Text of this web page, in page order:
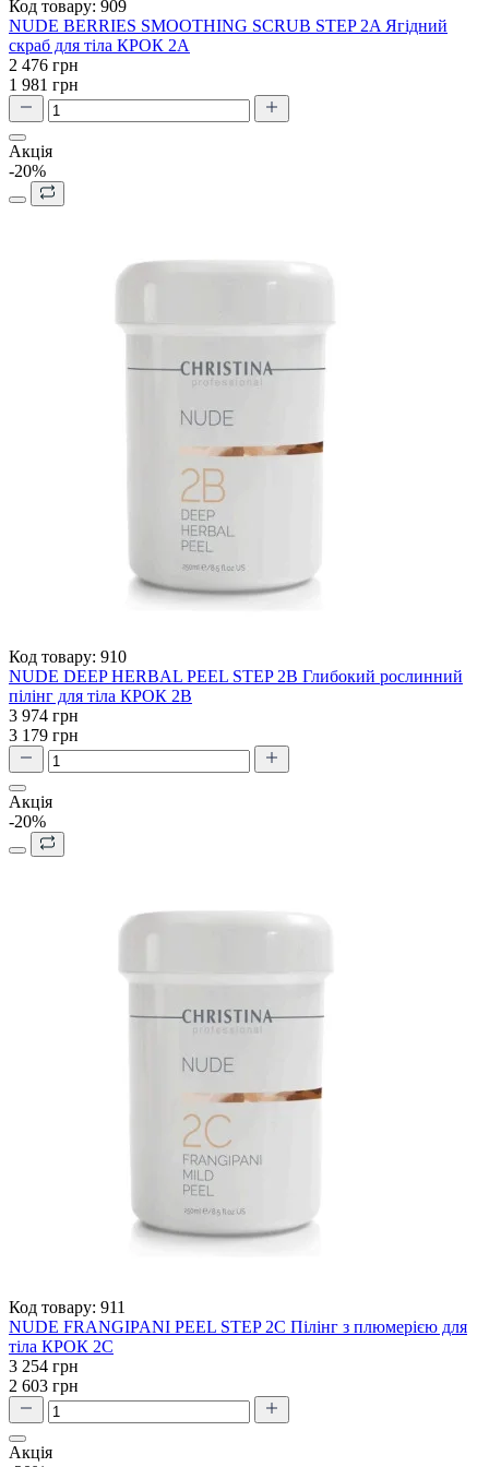
Код товару: 909
NUDE BERRIES SMOOTHING SCRUB STEP 2A Ягідний
скраб для тіла КРОК 2А
2 476 грн
1 981 грн
Акція
-20%
Код товару: 910
NUDE DEEP HERBAL PEEL STEP 2B Глибокий рослинний
пілінг для тіла КРОК 2В
3 974 грн
3 179 грн
Акція
-20%
Код товару: 911
NUDE FRANGIPANI PEEL STEP 2C Пілінг з плюмерією для
тіла КРОК 2С
3 254 грн
2 603 грн
Акція